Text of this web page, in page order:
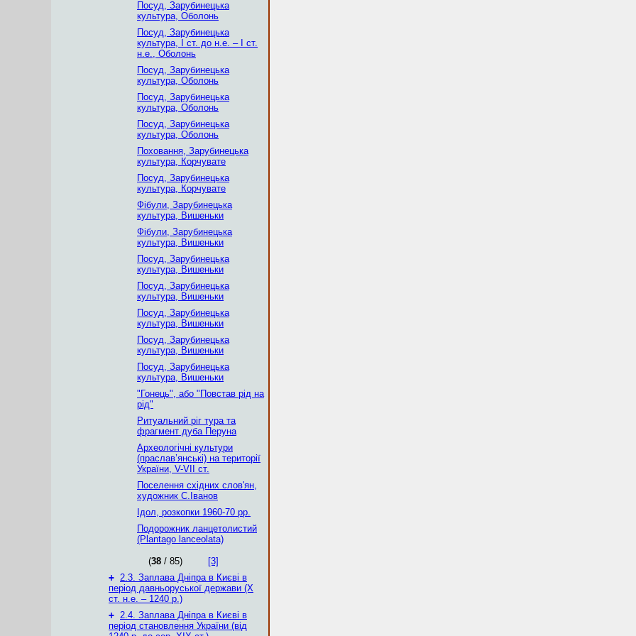
Посуд, Зарубинецька
культура, Оболонь
Посуд, Зарубинецька
культура, І ст. до н.е. – І ст.
н.е., Оболонь
Посуд, Зарубинецька
культура, Оболонь
Посуд, Зарубинецька
культура, Оболонь
Посуд, Зарубинецька
культура, Оболонь
Поховання, Зарубинецька
культура, Корчувате
Посуд, Зарубинецька
культура, Корчувате
Фібули, Зарубинецька
культура, Вишеньки
Фібули, Зарубинецька
культура, Вишеньки
Посуд, Зарубинецька
культура, Вишеньки
Посуд, Зарубинецька
культура, Вишеньки
Посуд, Зарубинецька
культура, Вишеньки
Посуд, Зарубинецька
культура, Вишеньки
Посуд, Зарубинецька
культура, Вишеньки
"Гонець", або "Повстав рід на
рід"
Ритуальний ріг тура та
фрагмент дуба Перуна
Археологічні культури
(праслав’янські) на території
України, V-VII ст.
Поселення східних слов'ян,
художник С.Іванов
Ідол, розкопки 1960-70 рр.
Подорожник ланцетолистий
(Plantago lanceolata)
(38 / 85)
[3]
+ 2.3. Заплава Дніпра в Києві в
період давньоруської держави (Х
ст. н.е. – 1240 р.)
+ 2.4. Заплава Дніпра в Києві в
період становлення України (від